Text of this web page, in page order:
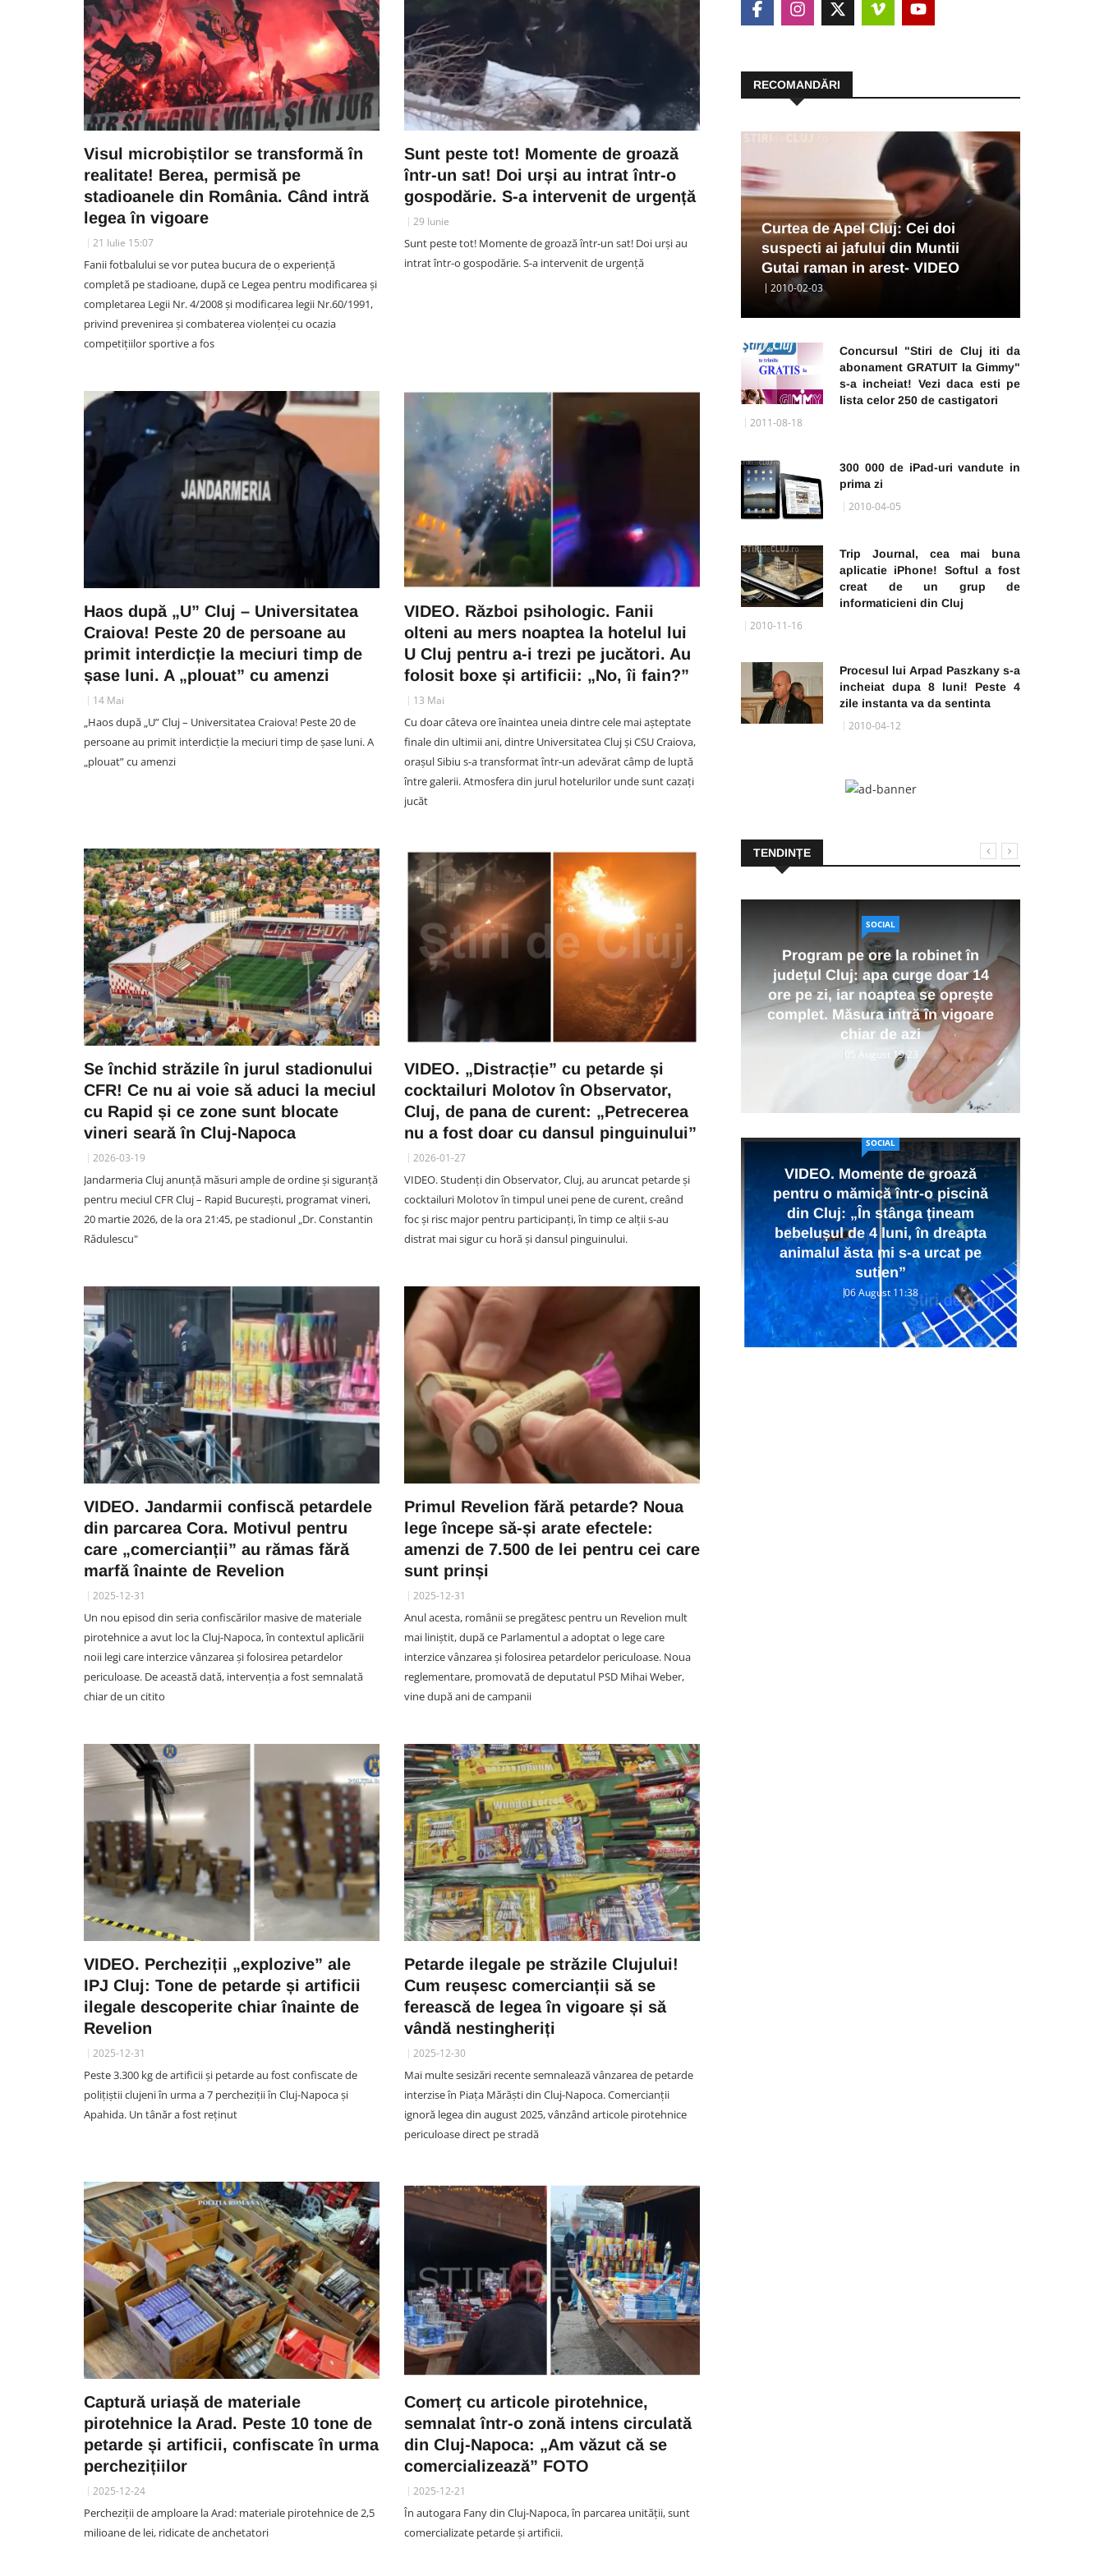
Visul microbiștilor se transformă în
realitate! Berea, permisă pe
stadioanele din România. Când intră
legea în vigoare
21 Iulie 15:07
Fanii fotbalului se vor putea bucura de o experiență
completă pe stadioane, după ce Legea pentru modificarea și
completarea Legii Nr. 4/2008 și modificarea legii Nr.60/1991,
privind prevenirea și combaterea violenței cu ocazia
competițiilor sportive a fos
Sunt peste tot! Momente de groază
într-un sat! Doi urși au intrat într-o
gospodărie. S-a intervenit de urgență
29 Iunie
Sunt peste tot! Momente de groază într-un sat! Doi urși au
intrat într-o gospodărie. S-a intervenit de urgență
Haos după „U” Cluj – Universitatea
Craiova! Peste 20 de persoane au
primit interdicție la meciuri timp de
șase luni. A „plouat” cu amenzi
14 Mai
„Haos după „U” Cluj – Universitatea Craiova! Peste 20 de
persoane au primit interdicție la meciuri timp de șase luni. A
„plouat” cu amenzi
VIDEO. Război psihologic. Fanii
olteni au mers noaptea la hotelul lui
U Cluj pentru a-i trezi pe jucători. Au
folosit boxe și artificii: „No, îi fain?”
13 Mai
Cu doar câteva ore înaintea uneia dintre cele mai așteptate
finale din ultimii ani, dintre Universitatea Cluj și CSU Craiova,
orașul Sibiu s-a transformat într-un adevărat câmp de luptă
între galerii. Atmosfera din jurul hotelurilor unde sunt cazați
jucăt
Se închid străzile în jurul stadionului
CFR! Ce nu ai voie să aduci la meciul
cu Rapid și ce zone sunt blocate
vineri seară în Cluj-Napoca
2026-03-19
Jandarmeria Cluj anunță măsuri ample de ordine și siguranță
pentru meciul CFR Cluj – Rapid București, programat vineri,
20 martie 2026, de la ora 21:45, pe stadionul „Dr. Constantin
Rădulescu"
VIDEO. „Distracție” cu petarde și
cocktailuri Molotov în Observator,
Cluj, de pana de curent: „Petrecerea
nu a fost doar cu dansul pinguinului”
2026-01-27
VIDEO. Studenți din Observator, Cluj, au aruncat petarde și
cocktailuri Molotov în timpul unei pene de curent, creând
foc și risc major pentru participanți, în timp ce alții s-au
distrat mai sigur cu horă și dansul pinguinului.
VIDEO. Jandarmii confiscă petardele
din parcarea Cora. Motivul pentru
care „comercianții” au rămas fără
marfă înainte de Revelion
2025-12-31
Un nou episod din seria confiscărilor masive de materiale
pirotehnice a avut loc la Cluj-Napoca, în contextul aplicării
noii legi care interzice vânzarea și folosirea petardelor
periculoase. De această dată, intervenția a fost semnalată
chiar de un citito
Primul Revelion fără petarde? Noua
lege începe să-și arate efectele:
amenzi de 7.500 de lei pentru cei care
sunt prinși
2025-12-31
Anul acesta, românii se pregătesc pentru un Revelion mult
mai liniștit, după ce Parlamentul a adoptat o lege care
interzice vânzarea și folosirea petardelor periculoase. Noua
reglementare, promovată de deputatul PSD Mihai Weber,
vine după ani de campanii
VIDEO. Percheziții „explozive” ale
IPJ Cluj: Tone de petarde și artificii
ilegale descoperite chiar înainte de
Revelion
2025-12-31
Peste 3.300 kg de artificii și petarde au fost confiscate de
polițiștii clujeni în urma a 7 percheziții în Cluj-Napoca și
Apahida. Un tânăr a fost reținut
Petarde ilegale pe străzile Clujului!
Cum reușesc comercianții să se
ferească de legea în vigoare și să
vândă nestingheriți
2025-12-30
Mai multe sesizări recente semnalează vânzarea de petarde
interzise în Piața Mărăști din Cluj-Napoca. Comercianții
ignoră legea din august 2025, vânzând articole pirotehnice
periculoase direct pe stradă
Captură uriașă de materiale
pirotehnice la Arad. Peste 10 tone de
petarde și artificii, confiscate în urma
perchezițiilor
2025-12-24
Percheziții de amploare la Arad: materiale pirotehnice de 2,5
milioane de lei, ridicate de anchetatori
Comerț cu articole pirotehnice,
semnalat într-o zonă intens circulată
din Cluj-Napoca: „Am văzut că se
comercializează” FOTO
2025-12-21
În autogara Fany din Cluj-Napoca, în parcarea unității, sunt
comercializate petarde și artificii.
RECOMANDĂRI
Curtea de Apel Cluj: Cei doi
suspecti ai jafului din Muntii
Gutai raman in arest- VIDEO
2010-02-03
Concursul "Stiri de Cluj iti da
abonament GRATUIT la Gimmy"
s-a incheiat! Vezi daca esti pe
lista celor 250 de castigatori
2011-08-18
300 000 de iPad-uri vandute in
prima zi
2010-04-05
Trip Journal, cea mai buna
aplicatie iPhone! Softul a fost
creat de un grup de
informaticieni din Cluj
2010-11-16
Procesul lui Arpad Paszkany s-a
incheiat dupa 8 luni! Peste 4
zile instanta va da sentinta
2010-04-12
TENDINȚE
POLITIC/ADMINISTRATIV
O casă din Cluj-Napoca ar putea
deveni școală privată pentru 15
elevi. Documentația a ajuns din
nou pe masa comisiei de
urbanism a Primăriei Cluj-
Napoca
Cine e motociclistul clujean care
a murit astăzi pe DN1! Avea doar
05 August 17:44
SOCIAL
VIDEO.Accident acum în Cluj.
Un TIR și o autoutilitară au fost
implicate într-un impact violent
pe DN 1. Cei doi șoferi,
transportați de urgență la spital
VIDEO. Accidentul mortal din
Vâlcele, filmat LIVE: Momentul
în care motociclistul intră în plin
06 August 13:59
SOCIAL
Program pe ore la robinet în
județul Cluj: apa curge doar 14
ore pe zi, iar noaptea se oprește
complet. Măsura intră în vigoare
chiar de azi
05 August 19:23
SOCIAL
VIDEO. Momente de groază
pentru o mămică într-o piscină
din Cluj: „În stânga țineam
bebelușul de 4 luni, în dreapta
animalul ăsta mi s-a urcat pe
sutien”
06 August 11:38